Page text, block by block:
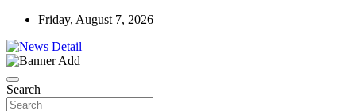
Skip
content
Friday, August 7, 2026
News Detail
Search